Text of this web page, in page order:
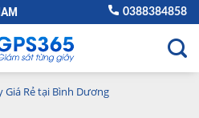
0388384858
Giá Rẻ tại Bình Dương